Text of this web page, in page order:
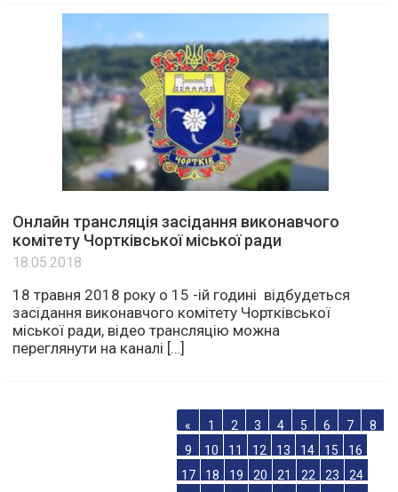
Онлайн трансляція засідання виконавчого
комітету Чортківської міської ради
18.05.2018
18 травня 2018 року о 15 -ій годині відбудеться
засідання виконавчого комітету Чортківської
міської ради, відео трансляцію можна
переглянути на каналі […]
« 1 2 3 4 5 6 7
8
9
10 11 12 13 14 15
16
17
18 19 20 21 22 23
24